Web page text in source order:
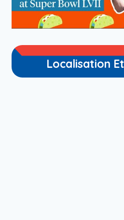
Localisation